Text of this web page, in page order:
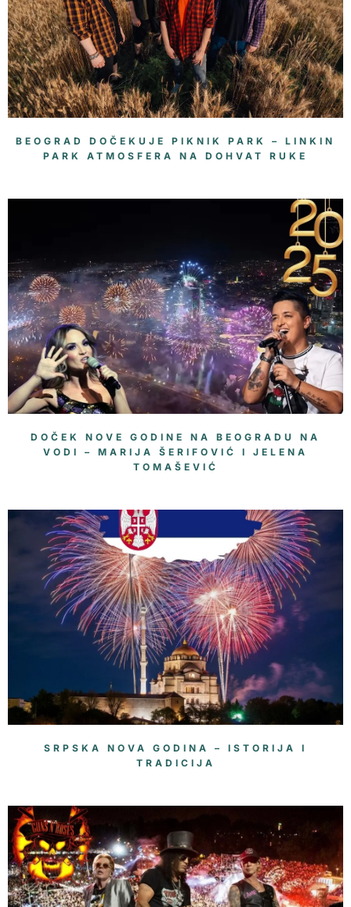
BEOGRAD DOČEKUJE PIKNIK PARK – LINKIN
PARK ATMOSFERA NA DOHVAT RUKE
DOČEK NOVE GODINE NA BEOGRADU NA
VODI – MARIJA ŠERIFOVIĆ I JELENA
TOMAŠEVIĆ
SRPSKA NOVA GODINA – ISTORIJA I
TRADICIJA